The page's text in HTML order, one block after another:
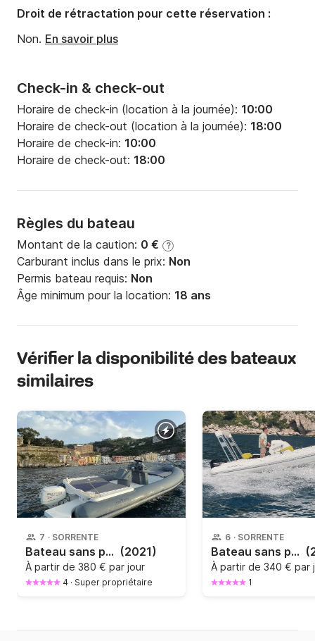
Check-in & check-out
Horaire de check-in (location à la journée): 10:00
Horaire de check-out (location à la journée): 18:00
Horaire de check-in: 10:00
Horaire de check-out: 18:00
Règles du bateau
Montant de la caution: 0 € ?
Carburant inclus dans le prix: Non
Permis bateau requis: Non
Âge minimum pour la location: 18 ans
Droit de rétractation pour cette réservation :
Non. En savoir plus
Vérifier la disponibilité des bateaux
similaires
7 · SORRENTE
Bateau sans permis Mirimare Sunrise 7 40cv (2021)
À partir de 380 € par jour
4 · Super propriétaire
6 · SORRENTE
Bateau sans permis Gommone 2 BAR 620 40cv
À partir de 340 € par
1